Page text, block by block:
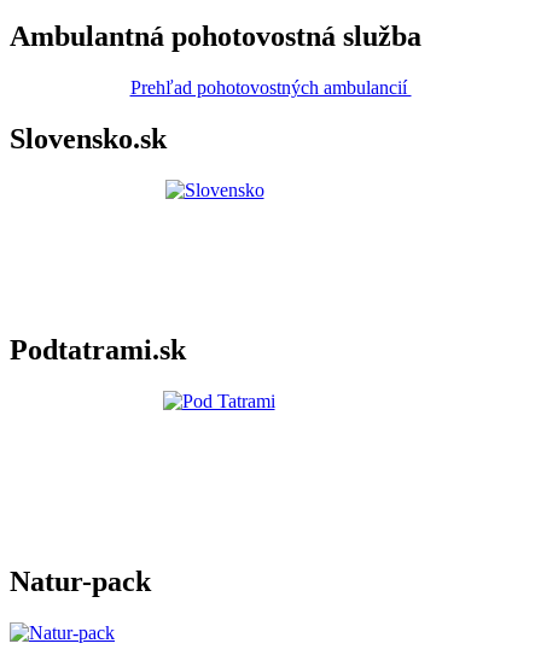
Ambulantná pohotovostná služba
Prehľad pohotovostných ambulancií
Slovensko.sk
Podtatrami.sk
Natur-pack